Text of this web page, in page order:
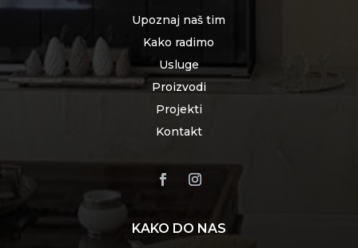
Upoznaj naš tim
Kako radimo
Usluge
Proizvodi
Projekti
Kontakt
KAKO DO NAS